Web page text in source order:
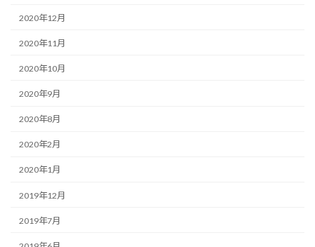
2020年12月
2020年11月
2020年10月
2020年9月
2020年8月
2020年2月
2020年1月
2019年12月
2019年7月